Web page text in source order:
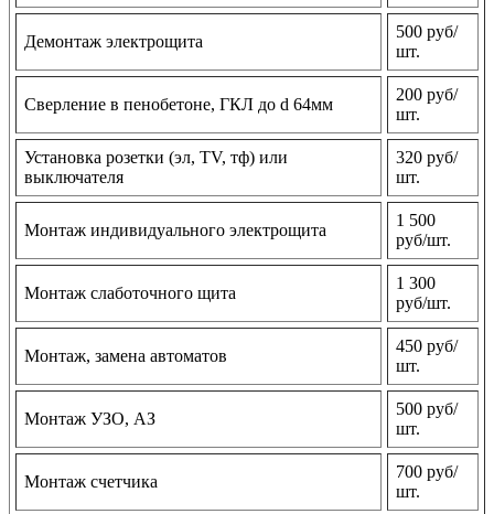
Демонтаж электрощита
500 руб/
шт.
Сверление в пенобетоне, ГКЛ до d 64мм
200 руб/
шт.
Установка розетки (эл, TV, тф) или
выключателя
320 руб/
шт.
Монтаж индивидуального электрощита
1 500
руб/шт.
Монтаж слаботочного щита
1 300
руб/шт.
Монтаж, замена автоматов
450 руб/
шт.
Монтаж УЗО, АЗ
500 руб/
шт.
Монтаж счетчика
700 руб/
шт.